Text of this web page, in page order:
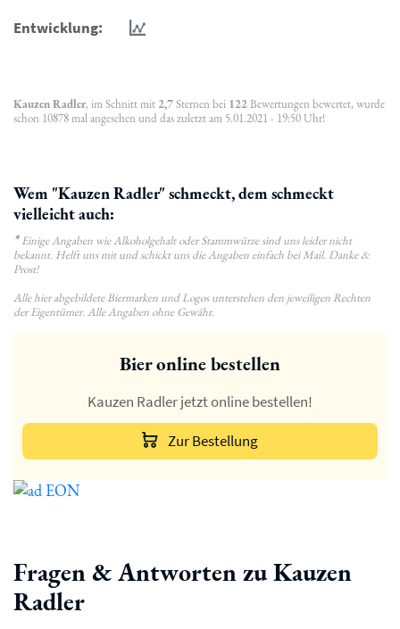
Entwicklung:
Kauzen Radler, im Schnitt mit 2,7Sternen bei 122Bewertungen bewertet, wurde
schon 10878 mal angesehen und das zuletzt am 5.01.2021 - 19:50 Uhr!
Wem "Kauzen Radler" schmeckt, dem schmeckt
vielleicht auch:
*Einige Angaben wie Alkoholgehalt oder Stammwürze sind uns leider nicht
bekannt. Helft uns mit und schickt uns die Angaben einfach bei Mail. Danke &
Prost!
Alle hier abgebildete Biermarken und Logos unterstehen den jeweiligen Rechten
der Eigentümer. Alle Angaben ohne Gewähr.
Bier online bestellen
Kauzen Radler jetzt online bestellen!
Zur Bestellung
Fragen & Antworten zu Kauzen
Radler